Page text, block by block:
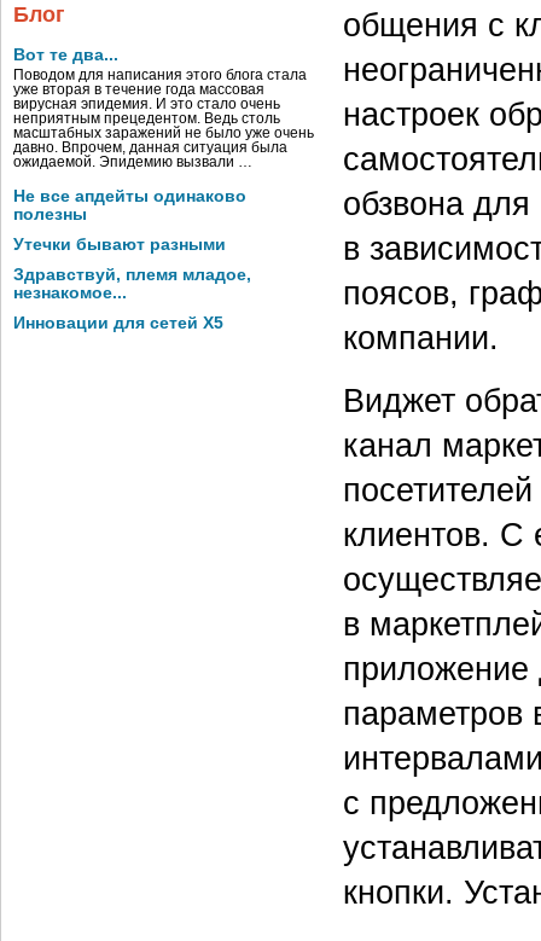
Блог
Вот те два...
Поводом для написания этого блога стала
уже вторая в течение года массовая
вирусная эпидемия. И это стало очень
неприятным прецедентом. Ведь столь
масштабных заражений не было уже очень
давно. Впрочем, данная ситуация была
ожидаемой. Эпидемию вызвали …
Не все апдейты одинаково
полезны
Утечки бывают разными
Здравствуй, племя младое,
незнакомое...
Инновации для сетей X5
общения с
настроек
обзвона
в
поясов,
компании.
Виджет
канал
клиентов. С
в
приложение
параметров
с
кнопки.